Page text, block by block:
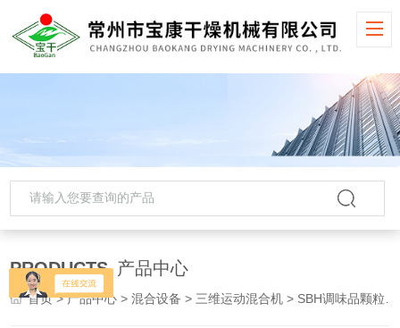
PRODUCTS 产品中心
首页>产品中心 >混合设备 > 三维运动混合机 > SBH调味品颗粒三维运动混合机